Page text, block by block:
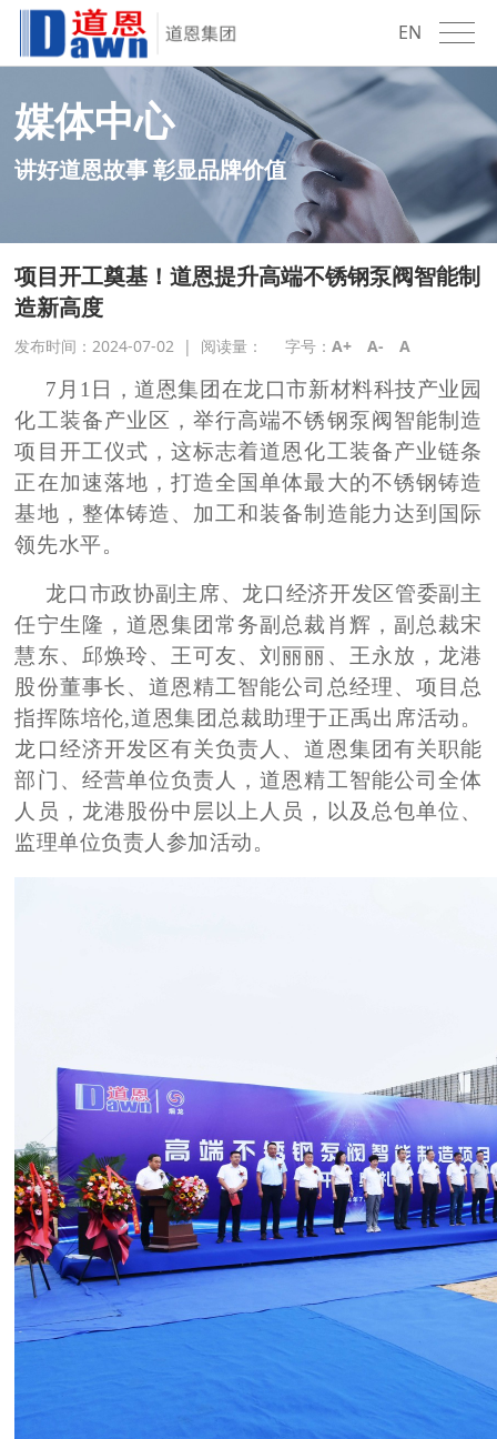
EN
媒体中心
讲好道恩故事 彰显品牌价值
项目开工奠基！道恩提升高端不锈钢泵阀智能制
造新高度
发布时间：2024-07-02 | 阅读量： 字号：A+ A- A
7月1日，道恩集团在龙口市新材料科技产业园
化工装备产业区，举行高端不锈钢泵阀智能制造
项目开工仪式，这标志着道恩化工装备产业链条
正在加速落地，打造全国单体最大的不锈钢铸造
基地，整体铸造、加工和装备制造能力达到国际
领先水平。
龙口市政协副主席、龙口经济开发区管委副主
任宁生隆，道恩集团常务副总裁肖辉，副总裁宋
慧东、邱焕玲、王可友、刘丽丽、王永放，龙港
股份董事长、道恩精工智能公司总经理、项目总
指挥陈培伦,道恩集团 总裁助理于正禹出席活动。
龙口经济开发区有关负责人、道恩集团有关职能
部门、经营单位负责人，道恩精工智能公司全体
人员，龙港股份中层以上人员，以及总包单位、
监理单位负责人参加活动。